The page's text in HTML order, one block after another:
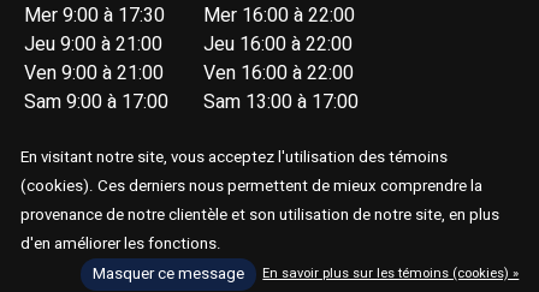
Mer 9:00 à 17:30
Jeu 9:00 à 21:00
Ven 9:00 à 21:00
Sam 9:00 à 17:00
Mer 16:00 à 22:00
Jeu 16:00 à 22:00
Ven 16:00 à 22:00
Sam 13:00 à 17:00
© Copyright 2026 Maïkan Aventure
En visitant notre site, vous acceptez l'utilisation des témoins
(cookies). Ces derniers nous permettent de mieux comprendre la
provenance de notre clientèle et son utilisation de notre site, en plus
d'en améliorer les fonctions.
Masquer ce message
En savoir plus sur les témoins (cookies) »